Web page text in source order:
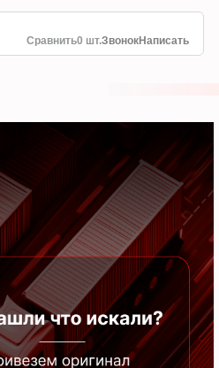
Сравнить0 шт.ЗвонокНаписать